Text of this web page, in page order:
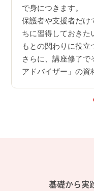
で身につきます。
保護者や支援者だけ
ちに習得しておきた
もとの関わりに役立
さらに、講座修了で
アドバイザー」の資
基礎から実